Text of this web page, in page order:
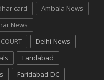
card
Ambala News
News
Delhi News
Faridabad
Faridabad-DC